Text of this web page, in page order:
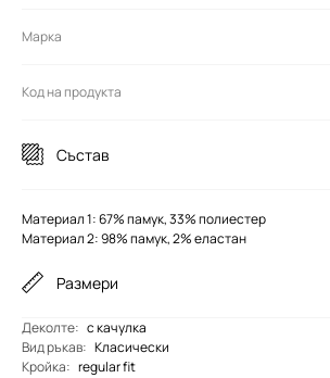
Марка
Код на продукта
Състав
Материал 1: 67% памук, 33% полиестер
Материал 2: 98% памук, 2% еластан
Размери
Деколте: с качулка
Вид ръкав: Класически
Кройка: regular fit